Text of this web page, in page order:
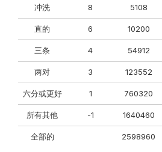
冲洗 8 5108
直的 6 10200
三条 4 54912
两对 3 123552
六分或更好 1 760320
所有其他 -1 1640460
全部的 2598960